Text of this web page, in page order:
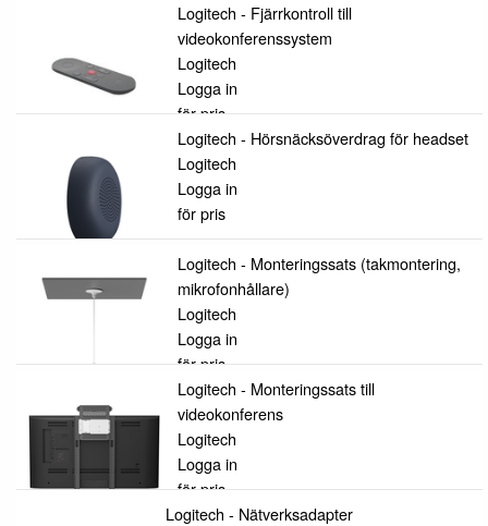
Logitech - Fjärrkontroll till
videokonferenssystem
Logitech
Logga in
för pris
Logitech - Hörsnäcksöverdrag för headset
Logitech
Logga in
för pris
Logitech - Monteringssats (takmontering,
mikrofonhållare)
Logitech
Logga in
för pris
Logitech - Monteringssats till
videokonferens
Logitech
Logga in
för pris
Logitech - Nätverksadapter